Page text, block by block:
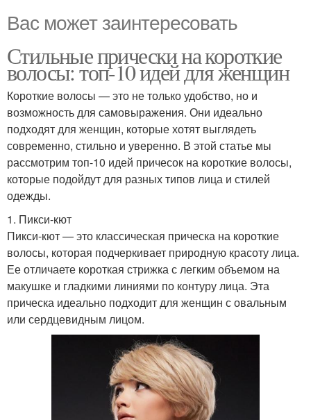
Вас может заинтересовать
Стильные прически на короткие
волосы: топ-10 идей для женщин
Короткие волосы — это не только удобство, но и
возможность для самовыражения. Они идеально
подходят для женщин, которые хотят выглядеть
современно, стильно и уверенно. В этой статье мы
рассмотрим топ-10 идей причесок на короткие волосы,
которые подойдут для разных типов лица и стилей
одежды.
1. Пикси-кют
Пикси-кют — это классическая прическа на короткие
волосы, которая подчеркивает природную красоту лица.
Ее отличаете короткая стрижка с легким объемом на
макушке и гладкими линиями по контуру лица. Эта
прическа идеально подходит для женщин с овальным
или сердцевидным лицом.